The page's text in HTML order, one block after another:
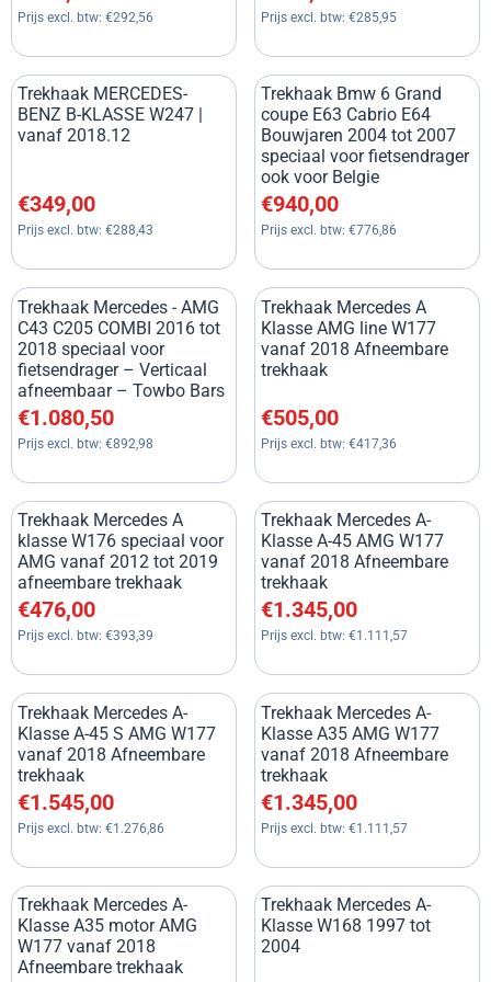
Prijs excl. btw: €292,56 Prijs excl. btw: €285,95
Trekhaak MERCEDES-
BENZ B-KLASSE W247 |
vanaf 2018.12
Prijs: 349,00, exclusief btw: 288,43
€349,00
Prijs excl. btw: €288,43
Trekhaak Bmw 6 Grand
coupe E63 Cabrio E64
Bouwjaren 2004 tot 2007
speciaal voor fietsendrager
ook voor Belgie
Prijs: 940,00, exclusief btw:
€940,00
Prijs excl. btw: €776,86
Trekhaak Mercedes - AMG
C43 C205 COMBI 2016 tot
2018 speciaal voor
fietsendrager – Verticaal
afneembaar – Towbo Bars
Prijs: 1 080,50, exclusief btw: 892,98
€1.080,50
Prijs excl. btw: €892,98
Trekhaak Mercedes A
Klasse AMG line W177
vanaf 2018 Afneembare
trekhaak
Prijs: 505,00, exclusief btw:
€505,00
Prijs excl. btw: €417,36
Trekhaak Mercedes A
klasse W176 speciaal voor
AMG vanaf 2012 tot 2019
afneembare trekhaak
Prijs: 476,00, exclusief btw: 393,39
€476,00
Prijs excl. btw: €393,39
Trekhaak Mercedes A-
Klasse A-45 AMG W177
vanaf 2018 Afneembare
trekhaak
Prijs: 1 345,00, exclusief btw:
€1.345,00
Prijs excl. btw: €1.111,57
Trekhaak Mercedes A-
Klasse A-45 S AMG W177
vanaf 2018 Afneembare
trekhaak
Prijs: 1 545,00, exclusief btw: 1 276,86
€1.545,00
Prijs excl. btw: €1.276,86
Trekhaak Mercedes A-
Klasse A35 AMG W177
vanaf 2018 Afneembare
trekhaak
Prijs: 1 345,00, exclusief btw:
€1.345,00
Prijs excl. btw: €1.111,57
Trekhaak Mercedes A-
Klasse A35 motor AMG
W177 vanaf 2018
Afneembare trekhaak
Trekhaak Mercedes A-
Klasse W168 1997 tot
2004